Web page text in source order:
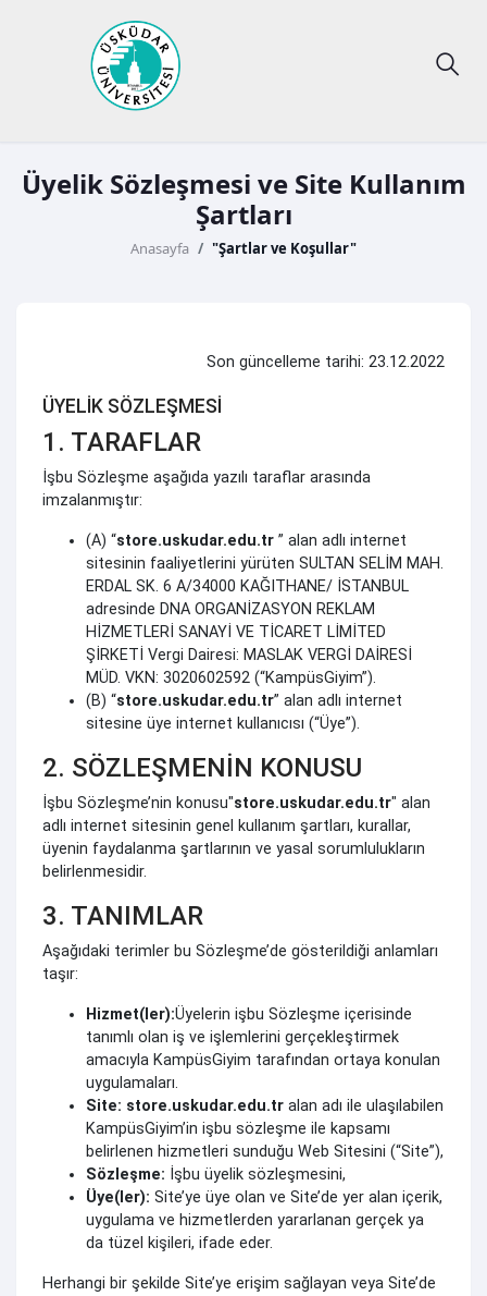
Üyelik Sözleşmesi ve Site Kullanım
Şartları
Anasayfa "Şartlar ve Koşullar"
Son güncelleme tarihi: 23.12.2022
ÜYELİK SÖZLEŞMESİ
1. TARAFLAR
İşbu Sözleşme aşağıda yazılı taraflar arasında
imzalanmıştır:
(A) “store.uskudar.edu.tr ” alan adlı internet
sitesinin faaliyetlerini yürüten SULTAN SELİM MAH.
ERDAL SK. 6 A/34000 KAĞITHANE/ İSTANBUL
adresinde DNA ORGANİZASYON REKLAM
HİZMETLERİ SANAYİ VE TİCARET LİMİTED
ŞİRKETİ Vergi Dairesi: MASLAK VERGİ DAİRESİ
MÜD. VKN: 3020602592 (“KampüsGiyim”).
(B) “store.uskudar.edu.tr” alan adlı internet
sitesine üye internet kullanıcısı (“Üye”).
2. SÖZLEŞMENİN KONUSU
İşbu Sözleşme’nin konusu"store.uskudar.edu.tr" alan
adlı internet sitesinin genel kullanım şartları, kurallar,
üyenin faydalanma şartlarının ve yasal sorumlulukların
belirlenmesidir.
3. TANIMLAR
Aşağıdaki terimler bu Sözleşme’de gösterildiği anlamları
taşır:
Hizmet(ler):Üyelerin işbu Sözleşme içerisinde
tanımlı olan iş ve işlemlerini gerçekleştirmek
amacıyla KampüsGiyim tarafından ortaya konulan
uygulamaları.
Site: store.uskudar.edu.tr alan adı ile ulaşılabilen
KampüsGiyim’in işbu sözleşme ile kapsamı
belirlenen hizmetleri sunduğu Web Sitesini (“Site”),
Sözleşme: İşbu üyelik sözleşmesini,
Üye(ler): Site’ye üye olan ve Site’de yer alan içerik,
uygulama ve hizmetlerden yararlanan gerçek ya
da tüzel kişileri, ifade eder.
Herhangi bir şekilde Site’ye erişim sağlayan veya Site’de